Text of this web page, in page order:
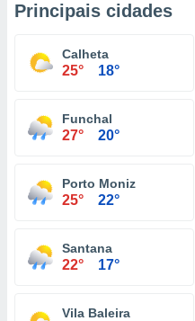
Principais cidades
Calheta
25° 18°
Funchal
27° 20°
Porto Moniz
25° 22°
Santana
22° 17°
Vila Baleira